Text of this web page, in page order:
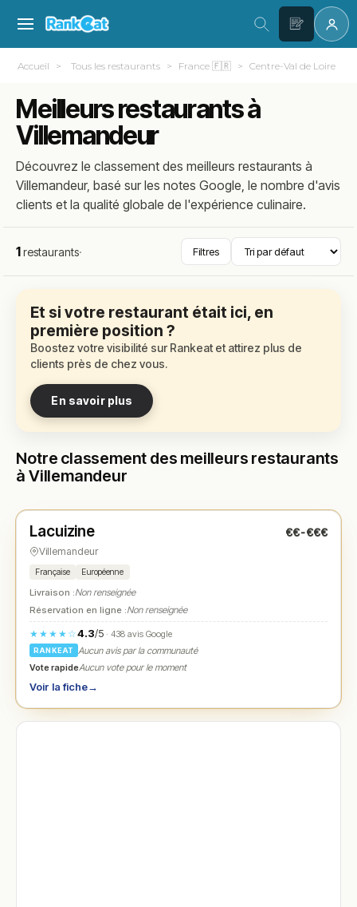
Accueil Tous les restaurants France 🇫🇷 Centre-Val de Loire
Meilleurs restaurants à
Villemandeur
Découvrez le classement des meilleurs restaurants à
Villemandeur, basé sur les notes Google, le nombre d'avis
clients et la qualité globale de l'expérience culinaire.
1restaurants· Filtres
Et si votre restaurant était ici, en
première position ?
Boostez votre visibilité sur Rankeat et attirez plus de
clients près de chez vous.
En savoir plus
Notre classement des meilleurs restaurants
à Villemandeur
★ N° 1
Lacuizine €€-€€€
Villemandeur
Française Européenne
Livraison :Non renseignée
Réservation en ligne :Non renseignée
★★★★☆4.3/5· 438 avis Google
RANKEAT
Aucun avis par la communauté
Vote rapideAucun vote pour le moment
Voir la fiche→